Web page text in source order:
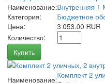
Наименование:Внутренняя 1
Категория:
Бюджетное
Цена:
3 053.00 RUR
Количество:
Купить
Наименование:Комплект 2